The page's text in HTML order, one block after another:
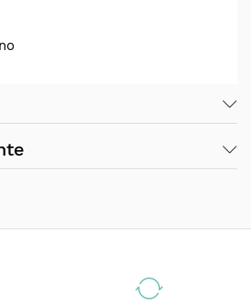
cu standardele si
54 x 33 x 58 cm
mai mici de 3 ani.